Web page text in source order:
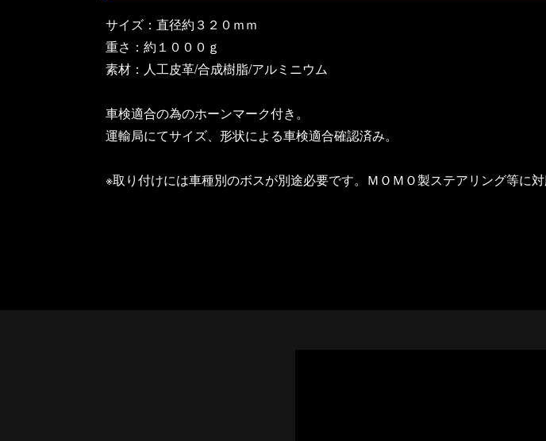
サイズ：直径約３２０ｍｍ
重さ：約１０００ｇ
素材：人工皮革/合成樹脂/アルミニウム
車検適合の為のホーンマーク付き。
運輸局にてサイズ、形状による車検適合確認済み。
※取り付けには車種別のボスが別途必要です。ＭＯＭＯ製ステアリング等に